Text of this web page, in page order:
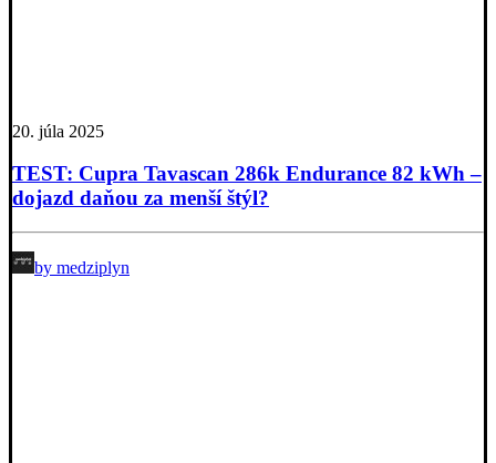
20. júla 2025
TEST: Cupra Tavascan 286k Endurance 82 kWh –
dojazd daňou za menší štýl?
by medziplyn